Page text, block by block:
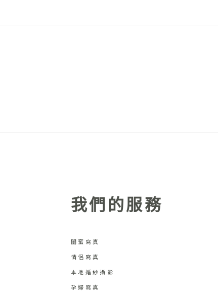
我們的服務
閨蜜寫真
情侶寫真
本地婚紗攝影
孕婦寫真